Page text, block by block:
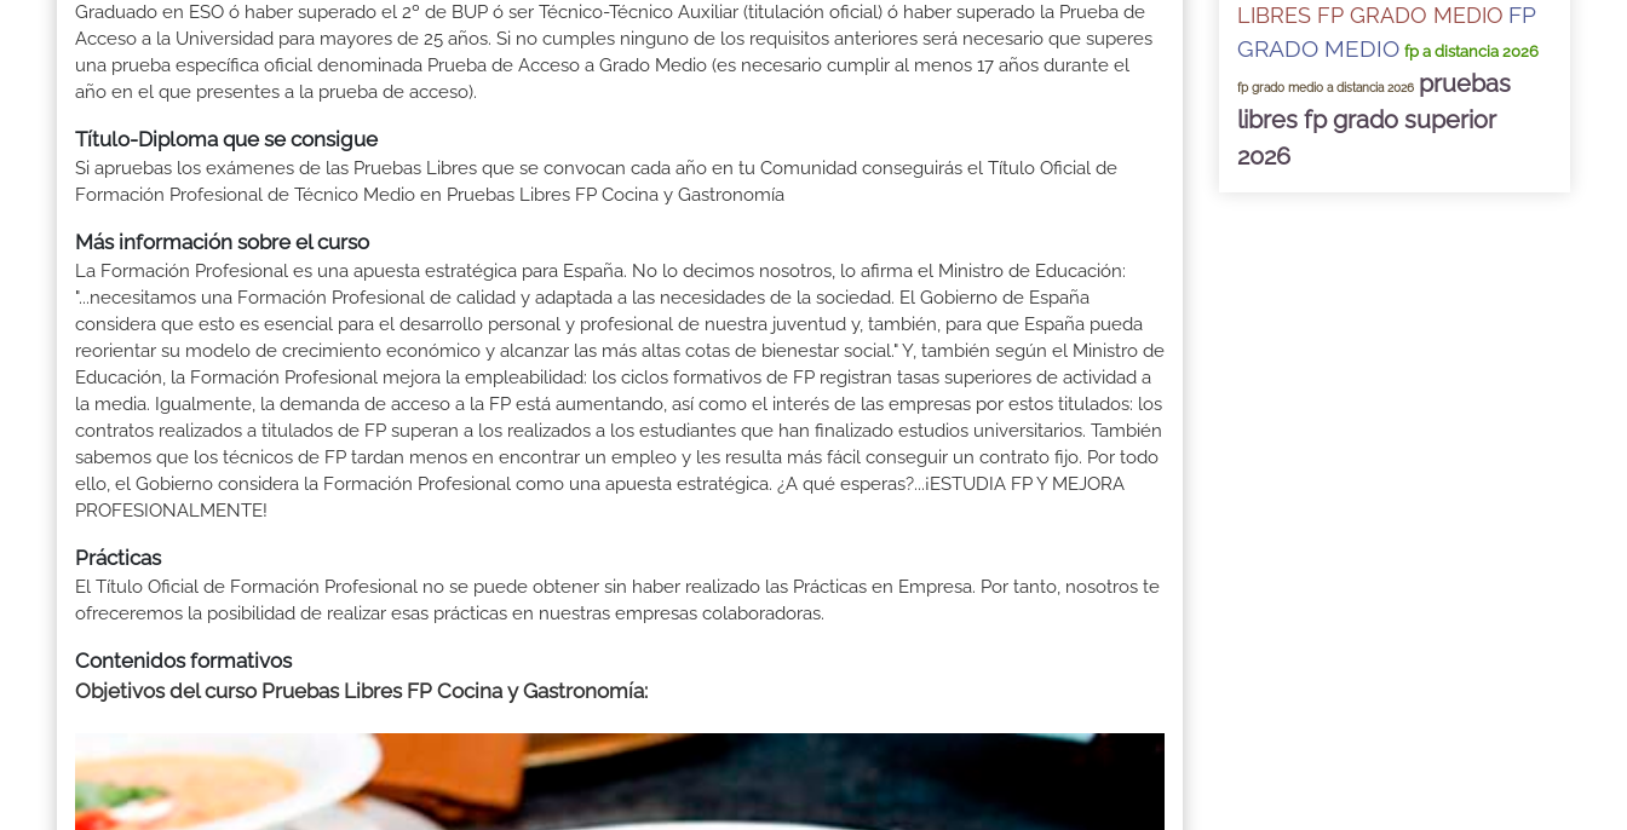
Graduado en ESO ó haber superado el 2º de BUP ó ser Técnico-Técnico Auxiliar (titulación oficial) ó haber superado la Prueba de
Acceso a la Universidad para mayores de 25 años. Si no cumples ninguno de los requisitos anteriores será necesario que superes
una prueba específica oficial denominada Prueba de Acceso a Grado Medio (es necesario cumplir al menos 17 años durante el
año en el que presentes a la prueba de acceso).
Título-Diploma que se consigue
Si apruebas los exámenes de las Pruebas Libres que se convocan cada año en tu Comunidad conseguirás el Título Oficial de
Formación Profesional de Técnico Medio en Pruebas Libres FP Cocina y Gastronomía
Más información sobre el curso
La Formación Profesional es una apuesta estratégica para España. No lo decimos nosotros, lo afirma el Ministro de Educación:
"...necesitamos una Formación Profesional de calidad y adaptada a las necesidades de la sociedad. El Gobierno de España
considera que esto es esencial para el desarrollo personal y profesional de nuestra juventud y, también, para que España pueda
reorientar su modelo de crecimiento económico y alcanzar las más altas cotas de bienestar social." Y, también según el Ministro de
Educación, la Formación Profesional mejora la empleabilidad: los ciclos formativos de FP registran tasas superiores de actividad a
la media. Igualmente, la demanda de acceso a la FP está aumentando, así como el interés de las empresas por estos titulados: los
contratos realizados a titulados de FP superan a los realizados a los estudiantes que han finalizado estudios universitarios. También
sabemos que los técnicos de FP tardan menos en encontrar un empleo y les resulta más fácil conseguir un contrato fijo. Por todo
ello, el Gobierno considera la Formación Profesional como una apuesta estratégica. ¿A qué esperas?...¡ESTUDIA FP Y MEJORA
PROFESIONALMENTE!
Prácticas
El Título Oficial de Formación Profesional no se puede obtener sin haber realizado las Prácticas en Empresa. Por tanto, nosotros te
ofreceremos la posibilidad de realizar esas prácticas en nuestras empresas colaboradoras.
Contenidos formativos
Objetivos del curso Pruebas Libres FP Cocina y Gastronomía:
LIBRES FP GRADO MEDIO FP
GRADO MEDIO fp a distancia 2026
fp grado medio a distancia 2026 pruebas
libres fp grado superior
2026